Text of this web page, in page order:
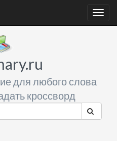
для любого слова
кроссворд